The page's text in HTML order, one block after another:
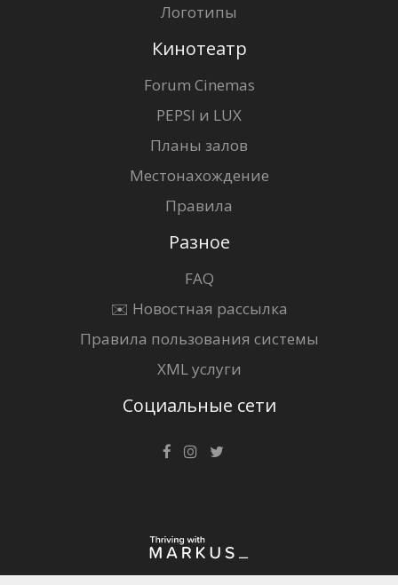
Логотипы
Кинотеатр
Forum Cinemas
PEPSI и LUX
Планы залов
Местонахождение
Правила
Разное
FAQ
✉️ Новостная рассылка
Правила пользования системы
XML услуги
Социальные сети